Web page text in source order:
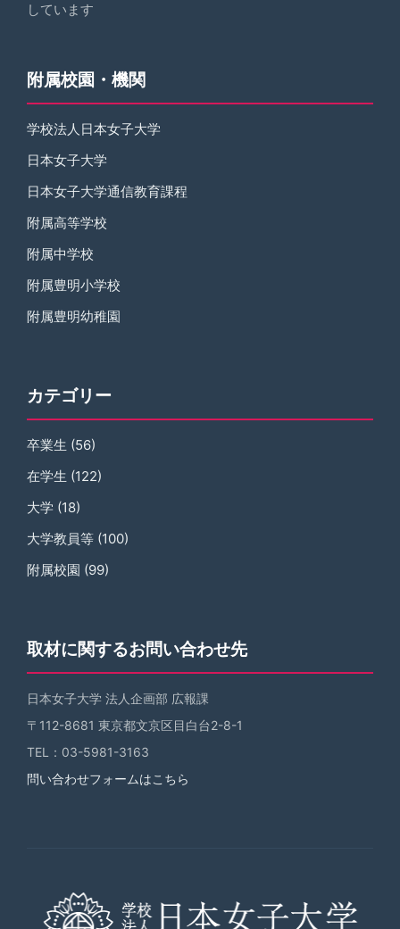
しています
附属校園・機関
学校法人日本女子大学
日本女子大学
日本女子大学通信教育課程
附属高等学校
附属中学校
附属豊明小学校
附属豊明幼稚園
カテゴリー
卒業生 (56)
在学生 (122)
大学 (18)
大学教員等 (100)
附属校園 (99)
取材に関するお問い合わせ先
日本女子大学 法人企画部 広報課
〒112-8681 東京都文京区目白台2-8-1
TEL：03-5981-3163
問い合わせフォームはこちら